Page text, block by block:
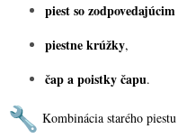
piest so
piestne krúžky,
čap a poistky čapu.
Kombinácia starého